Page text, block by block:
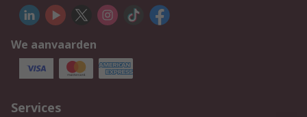
We aanvaarden
Services